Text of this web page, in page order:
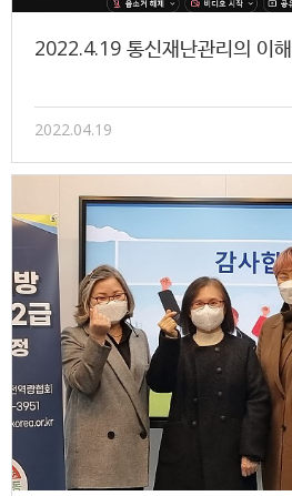
2022.4.19 통신재난관리의 이해
2022.04.19